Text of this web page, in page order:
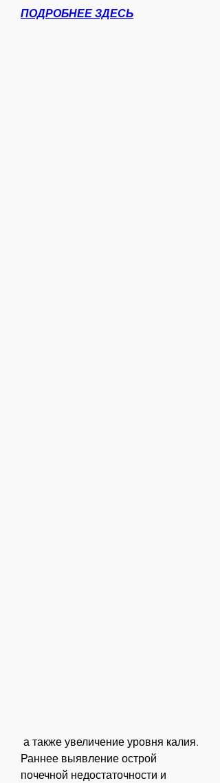
ПОДРОБНЕЕ ЗДЕСЬ
Раннее выявление острой
почечной недостаточности и